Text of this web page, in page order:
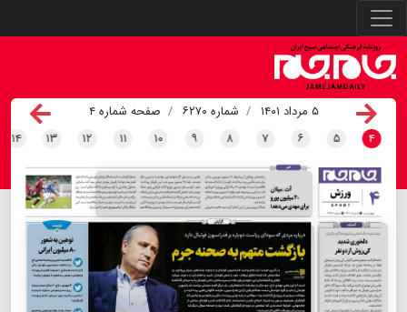
۵ مرداد ۱۴۰۱ شماره ۶۲۷۰
صفحه شماره ۴
۴ ۵ ۶ ۷ ۸ ۹ ۱۰ ۱۱ ۱۲ ۱۳ ۱۴